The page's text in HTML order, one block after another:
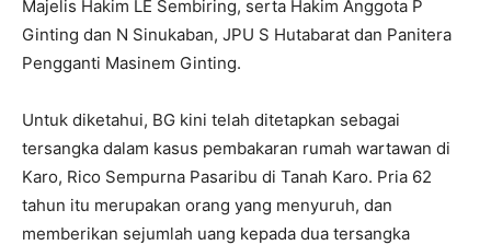
Majelis Hakim LE Sembiring, serta Hakim Anggota P
Ginting dan N Sinukaban, JPU S Hutabarat dan Panitera
Pengganti Masinem Ginting.
Untuk diketahui, BG kini telah ditetapkan sebagai
tersangka dalam kasus pembakaran rumah wartawan di
Karo, Rico Sempurna Pasaribu di Tanah Karo. Pria 62
tahun itu merupakan orang yang menyuruh, dan
memberikan sejumlah uang kepada dua tersangka